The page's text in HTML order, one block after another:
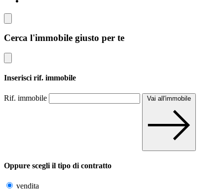
Cerca l'immobile giusto per te
Inserisci rif. immobile
Rif. immobile Vai all'immobile
Oppure scegli il tipo di contratto
vendita